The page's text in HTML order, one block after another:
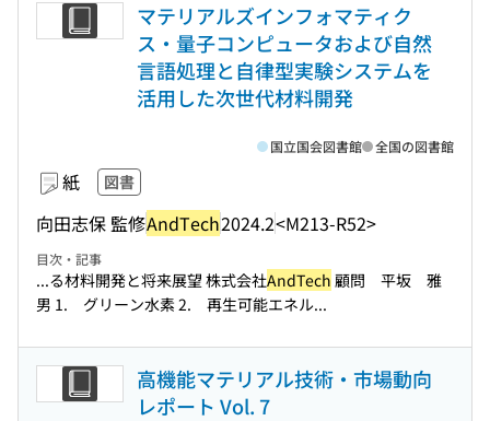
マテリアルズインフォマティク
ス・量子コンピュータおよび自然
言語処理と自律型実験システムを
活用した次世代材料開発
紙 図書
向田志保 監修AndTech2024.2<M213-R52>
国立国会図書館 全国の図書館
目次・記事
...る材料開発と将来展望 株式会社AndTech 顧問 平坂 雅
男 1. グリーン水素 2. 再生可能エネル...
高機能マテリアル技術・市場動向
レポート Vol. 7